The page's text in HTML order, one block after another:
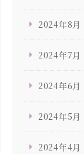
2024年8月
2024年7月
2024年6月
2024年5月
2024年4月